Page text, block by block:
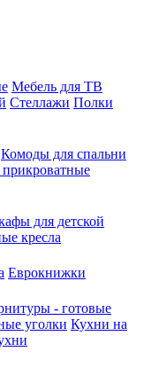
Мебель для ТВ
Стеллажи Полки
Комоды для спальни
для детской
кресла
Еврокнижки
- готовые
уголки Кухни на